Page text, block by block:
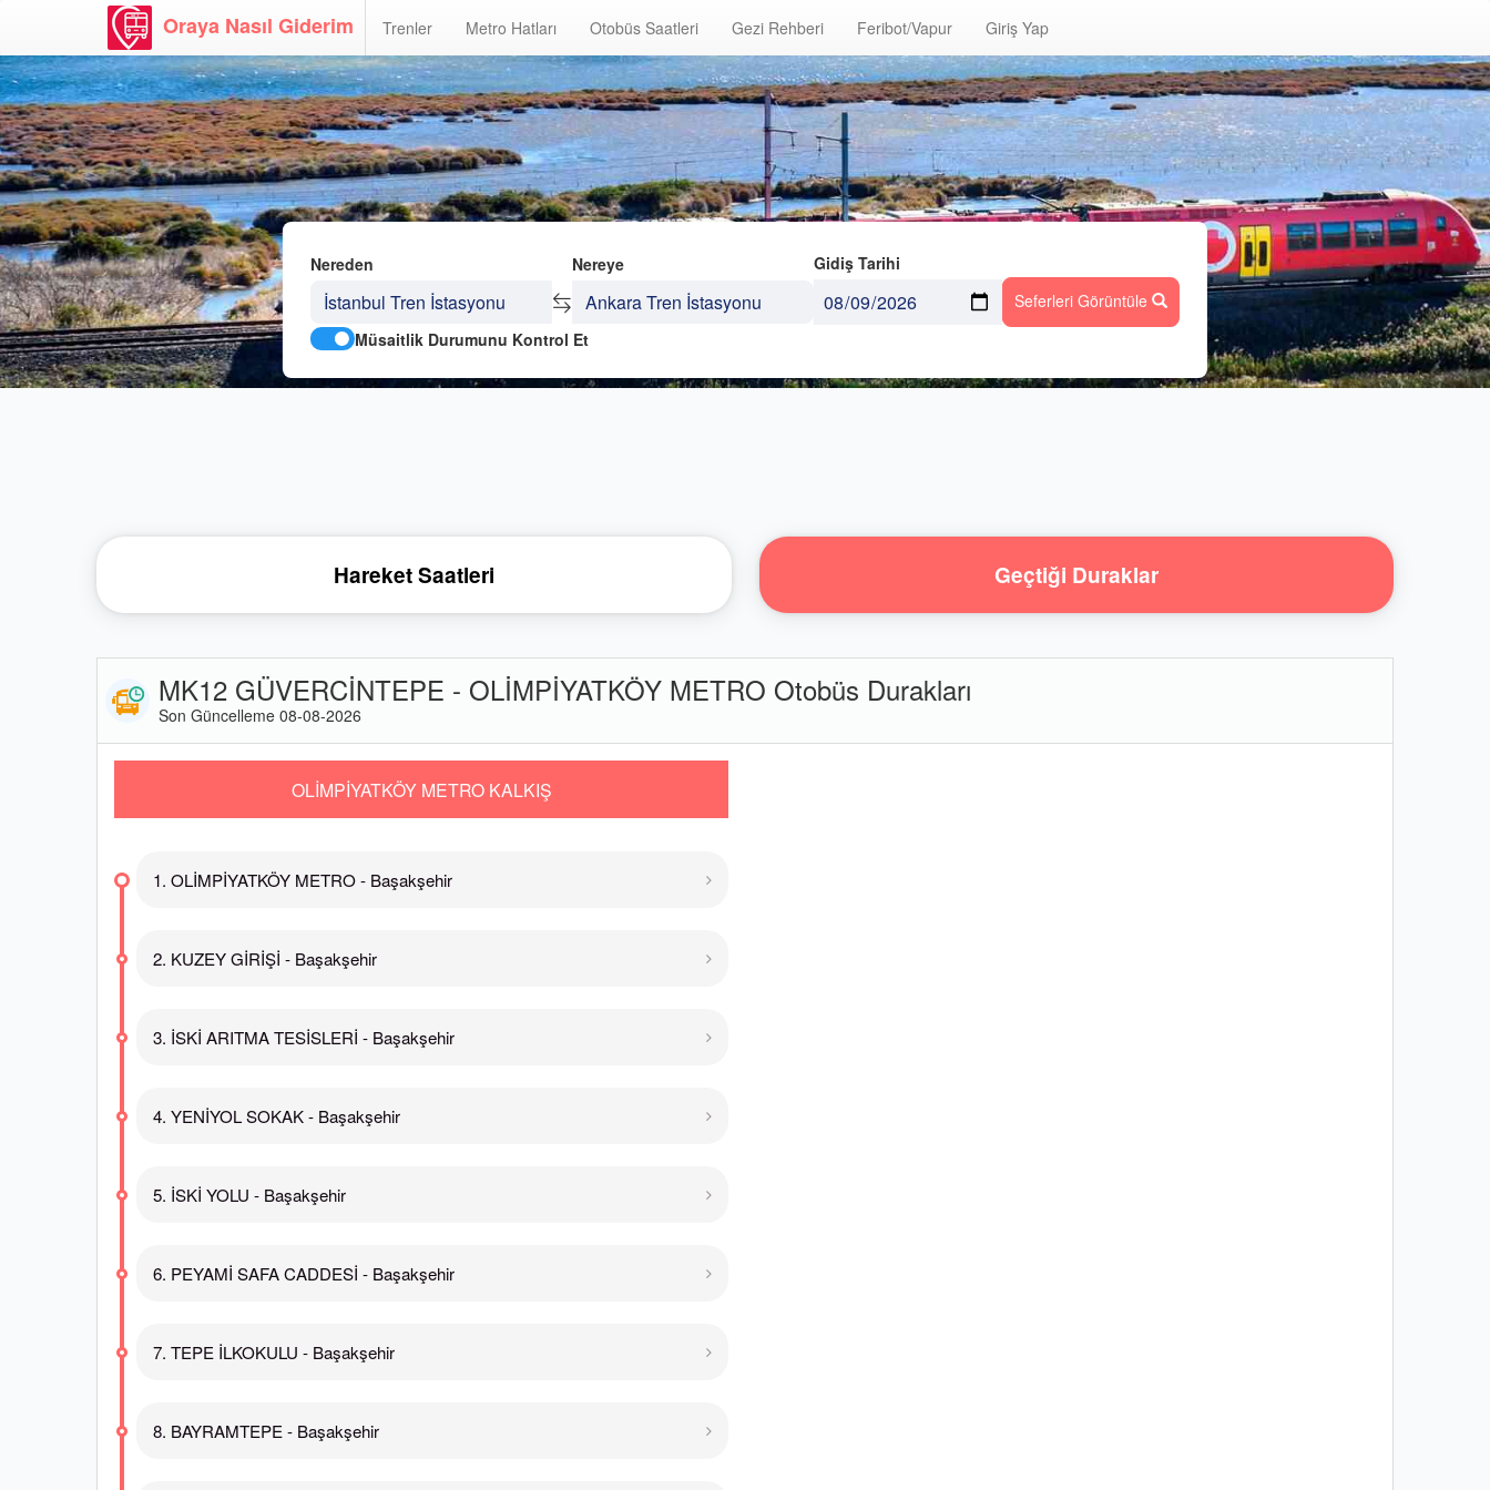
Oraya Nasıl Giderim Trenler Metro Hatları Otobüs Saatleri Gezi Rehberi Feribot/Vapur Giriş Yap
Nereden Nereye
Gidiş Tarihi
Seferleri Görüntüle
Müsaitlik Durumunu Kontrol Et
Hareket Saatleri Geçtiği Duraklar
MK12 GÜVERCİNTEPE - OLİMPİYATKÖY METRO Otobüs Durakları
Son Güncelleme 08-08-2026
OLİMPİYATKÖY METRO KALKIŞ
1. OLİMPİYATKÖY METRO - Başakşehir
2. KUZEY GİRİŞİ - Başakşehir
3. İSKİ ARITMA TESİSLERİ - Başakşehir
4. YENİYOL SOKAK - Başakşehir
5. İSKİ YOLU - Başakşehir
6. PEYAMİ SAFA CADDESİ - Başakşehir
7. TEPE İLKOKULU - Başakşehir
8. BAYRAMTEPE - Başakşehir